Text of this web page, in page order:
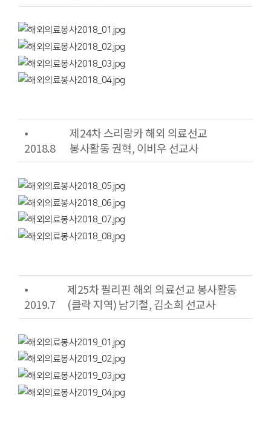
⦁
2018.8
제24차 스리랑카 해외 의료선교
봉사활동 권혁, 이비우 선교사
⦁
2019.7
제25차 필리핀 해외 의료선교 봉사활동
(클락 지역) 남기철, 김소희 선교사